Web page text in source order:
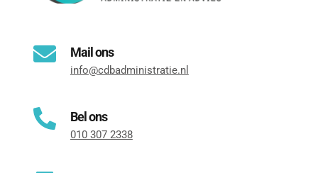
Mail ons
info@cdbadministratie.nl
Bel ons
010 307 2338